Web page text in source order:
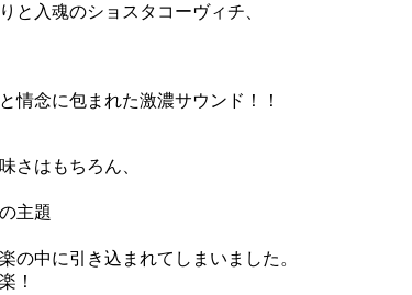
と入魂のショスタコーヴィチ、
情念に包まれた激濃サウンド！！
さはもちろん、
主題
の中に引き込まれてしまいました。
！